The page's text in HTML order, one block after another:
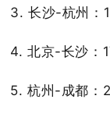
3. 长沙-杭州：
4. 北京-长沙：
5. 杭州-成都：